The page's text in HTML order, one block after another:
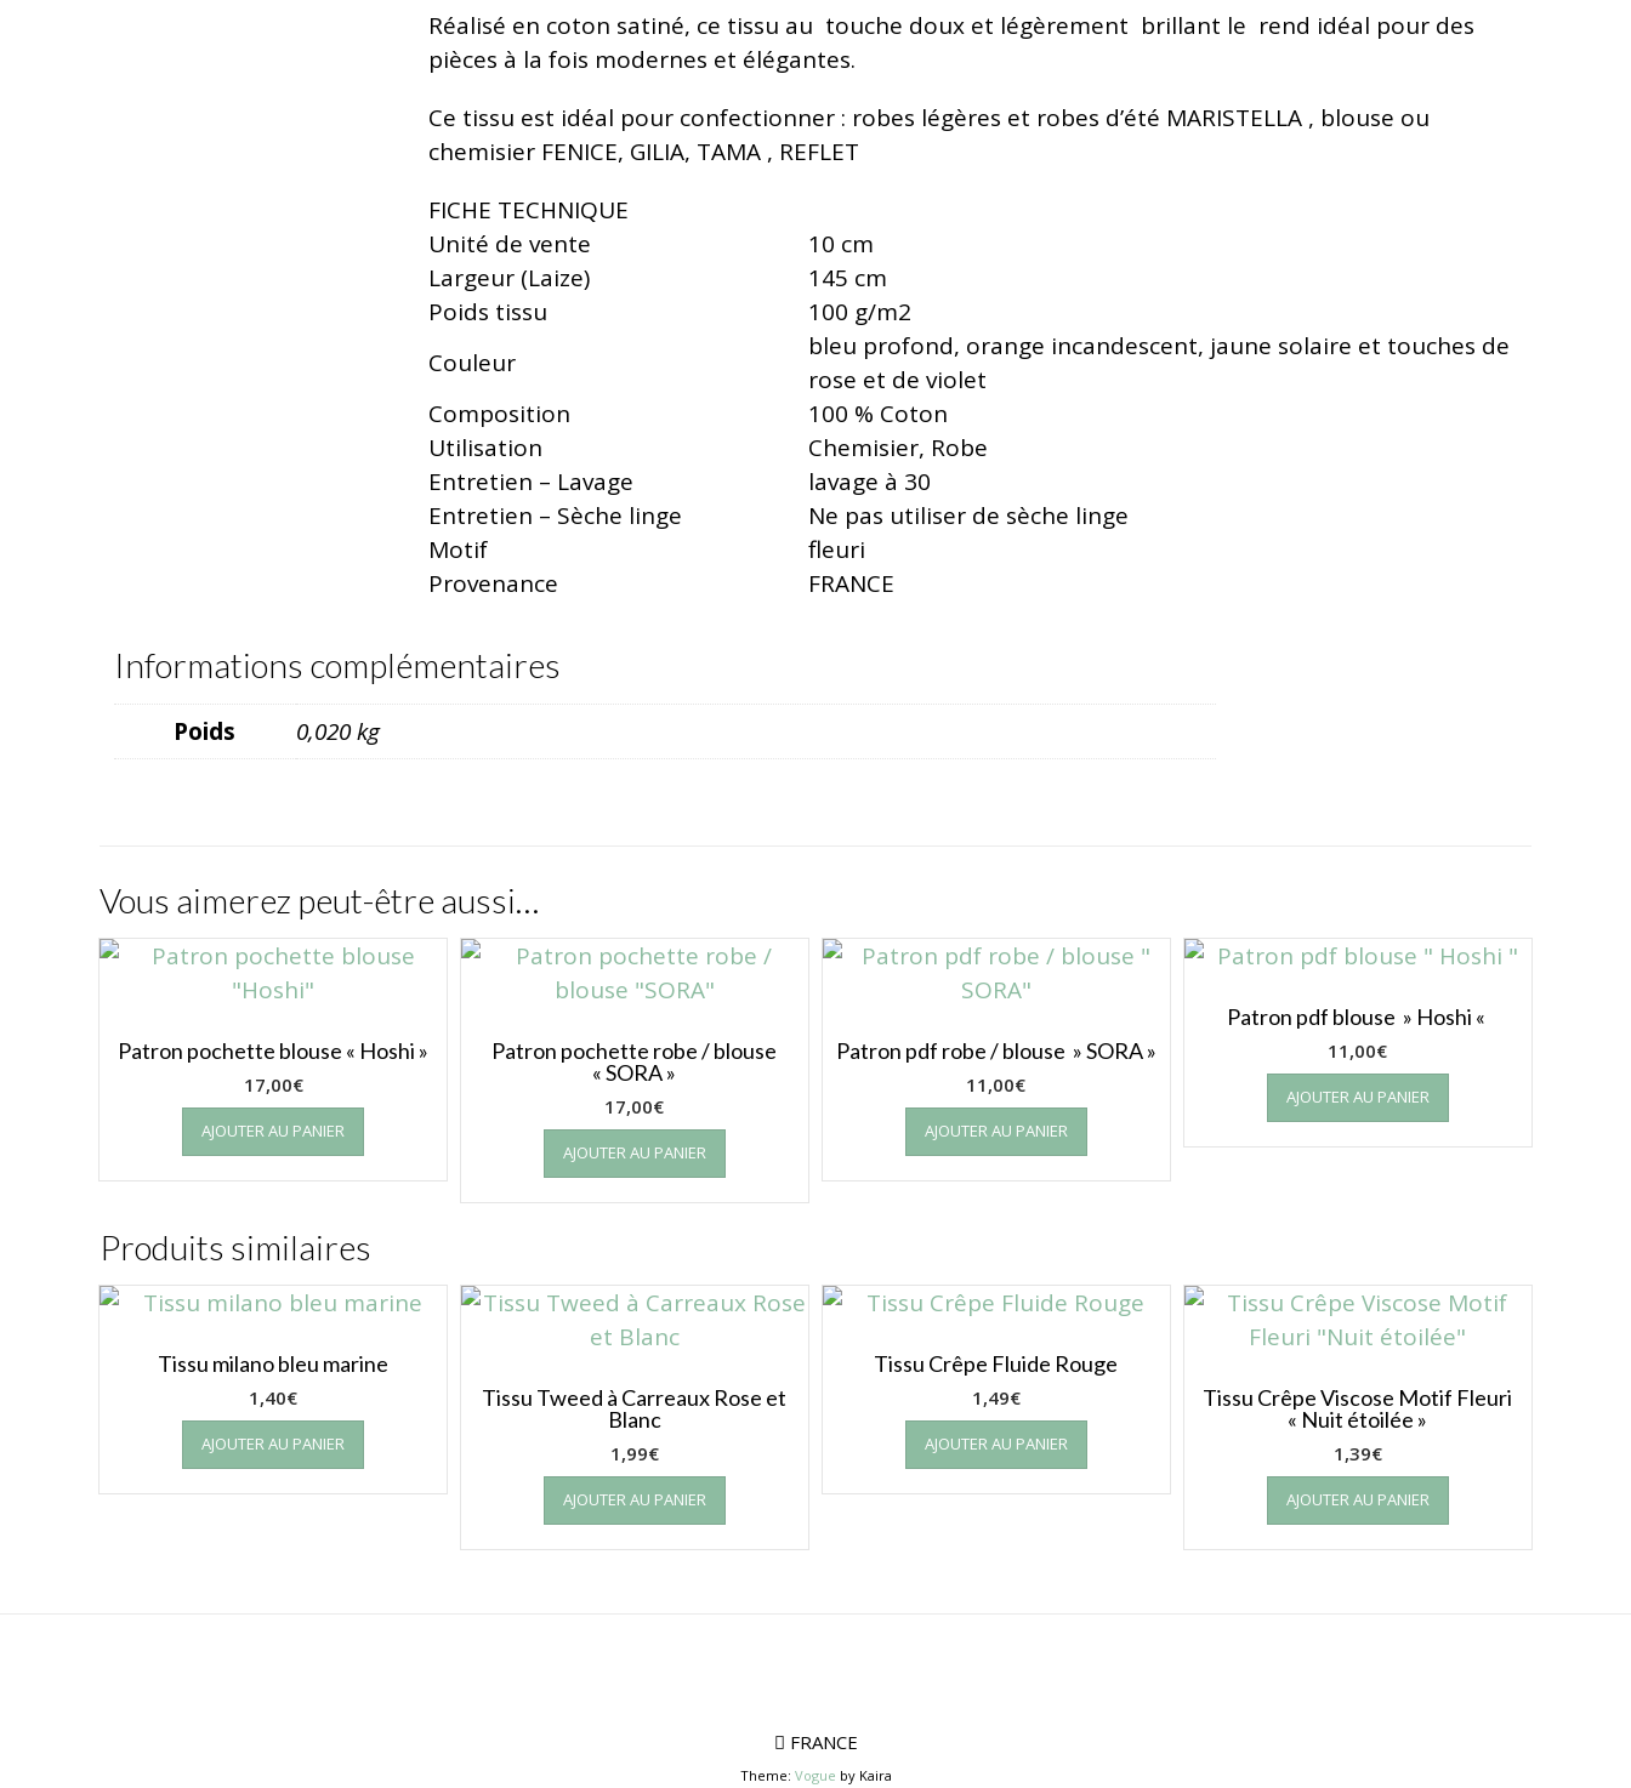
Réalisé en coton satiné, ce tissu au touche doux et légèrement brillant le rend idéal pour des
pièces à la fois modernes et élégantes.
Ce tissu est idéal pour confectionner : robes légères et robes d’été MARISTELLA , blouse ou
chemisier FENICE, GILIA, TAMA , REFLET
FICHE TECHNIQUE
Unité de vente
10 cm
Largeur (Laize)
145 cm
Poids tissu
100 g/m2
Couleur
bleu profond, orange incandescent, jaune solaire et touches de
rose et de violet
Composition
100 % Coton
Utilisation
Chemisier, Robe
Entretien – Lavage
lavage à 30
Entretien – Sèche linge
Ne pas utiliser de sèche linge
Motif
fleuri
Provenance
FRANCE
Informations complémentaires
Poids 0,020 kg
Vous aimerez peut-être aussi…
Patron pochette blouse « Hoshi »
17,00€
AJOUTER AU PANIER
Patron pochette robe / blouse
« SORA »
17,00€
AJOUTER AU PANIER
Patron pdf robe / blouse » SORA »
11,00€
AJOUTER AU PANIER
Patron pdf blouse » Hoshi «
11,00€
AJOUTER AU PANIER
Produits similaires
Tissu milano bleu marine
1,40€
AJOUTER AU PANIER
Tissu Tweed à Carreaux Rose et
Blanc
1,99€
AJOUTER AU PANIER
Tissu Crêpe Fluide Rouge
1,49€
AJOUTER AU PANIER
Tissu Crêpe Viscose Motif Fleuri
« Nuit étoilée »
1,39€
AJOUTER AU PANIER
FRANCE
Theme: Vogue by Kaira